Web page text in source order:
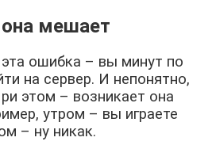
мешает
ошибка – вы минут по
на сервер. И непонятно,
этом – возникает она
утром – вы играете
– ну никак.